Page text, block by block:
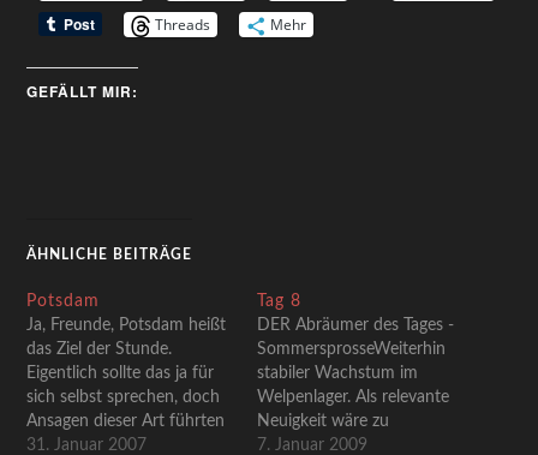
Threads
Mehr
GEFÄLLT MIR:
ÄHNLICHE BEITRÄGE
Potsdam
Ja, Freunde, Potsdam heißt
das Ziel der Stunde.
Eigentlich sollte das ja für
sich selbst sprechen, doch
Ansagen dieser Art führten
in der Vergangeheit ja
31. Januar 2007
Tag 8
DER Abräumer des Tages -
SommersprosseWeiterhin
stabiler Wachstum im
Welpenlager. Als relevante
Neuigkeit wäre zu
berichten, dass Zuma
7. Januar 2009